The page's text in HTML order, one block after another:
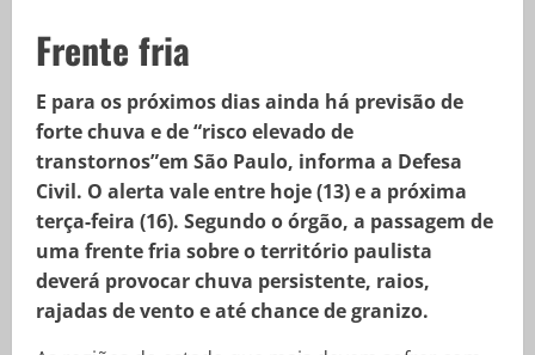
Frente fria
E para os próximos dias ainda há previsão de
forte chuva e de “risco elevado de
transtornos”em São Paulo, informa a Defesa
Civil. O alerta vale entre hoje (13) e a próxima
terça-feira (16). Segundo o órgão, a passagem de
uma frente fria sobre o território paulista
deverá provocar chuva persistente, raios,
rajadas de vento e até chance de granizo.